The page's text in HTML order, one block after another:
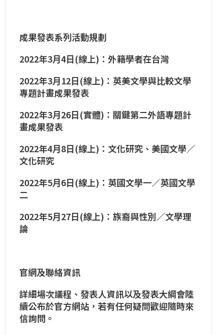
成果發表系列活動規劃
2022年3月4日(線上)：外籍學者在台灣
2022年3月12日(線上)：英美文學與比較文學
專題計畫成果發表
2022年3月26日(實體)：關鍵第二外語專題計
畫成果發表
2022年4月8日(線上)：文化研究、美國文學／
文化研究
2022年5月6日(線上)：英國文學一／英國文學
二
2022年5月27日(線上)：族裔與性別／文學理
論
官網及聯絡資訊
詳細場次議程、發表人資訊以及發表大綱會陸
續公布於官方網站，若有任何疑問歡迎隨時來
信詢問。